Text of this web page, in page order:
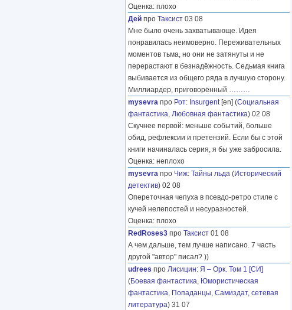
Оценка: плохо
Дей про Таксист 03 08
Мне было очень захватывающе. Идея
понравилась неимоверно. Переживательных
моментов тьма, но они не затянуты и не
перерастают в безнадёжность. Седьмая книга
выбивается из общего ряда в лучшую сторону.
Миллиардер, приговорённый ………
mysevra про Рот: Insurgent[en] (Социальная
фантастика, Любовная фантастика) 02 08
Скучнее первой: меньше событий, больше
обид, рефлексии и претензий. Если бы с этой
книги начиналась серия, я бы уже забросила.
Оценка: неплохо
mysevra про Чиж: Тайны льда (Исторический
детектив) 02 08
Опереточная чепуха в псевдо-ретро стиле с
кучей нелепостей и несуразностей.
Оценка: плохо
RedRoses3 про Таксист 01 08
А чем дальше, тем лучше написано. 7 часть
другой "автор" писал? ))
udrees про Лисицин: Я – Орк. Том 1 [СИ]
(Боевая фантастика, Юмористическая
фантастика, Попаданцы, Самиздат, сетевая
литература) 31 07